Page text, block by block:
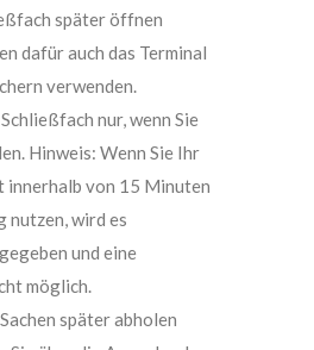
später öffnen
dafür auch das Terminal
verwenden.
nur, wenn Sie
Hinweis: Wenn Sie Ihr
innerhalb von 15 Minuten
nutzen, wird es
und eine
möglich.
später abholen